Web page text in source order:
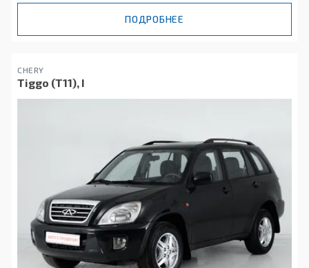
ПОДРОБНЕЕ
CHERY
Tiggo (T11), I